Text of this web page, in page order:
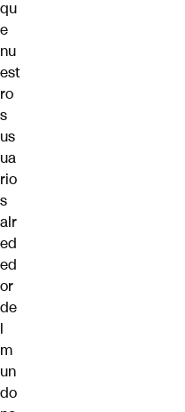
qu
e
nu
est
ro
s
us
ua
rio
s
alr
ed
ed
or
de
l
m
un
do